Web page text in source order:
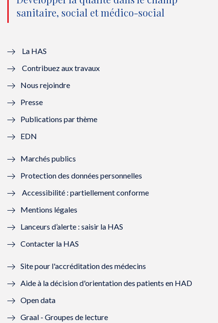
u
l
l
f
n
ê
t
r
e
)
o
e
e
n
ê
r
)
u
ê
t
e
o
ê
)
sanitaire, social et médico-social
La HAS
Contribuez aux travaux
Nous rejoindre
Presse
Publications par thème
EDN
Marchés publics
Protection des données personnelles
Accessibilité : partiellement conforme
Mentions légales
Lanceurs d’alerte : saisir la HAS
Contacter la HAS
Site pour l'accréditation des médecins
Aide à la décision d'orientation des patients en HAD
Open data
Graal - Groupes de lecture